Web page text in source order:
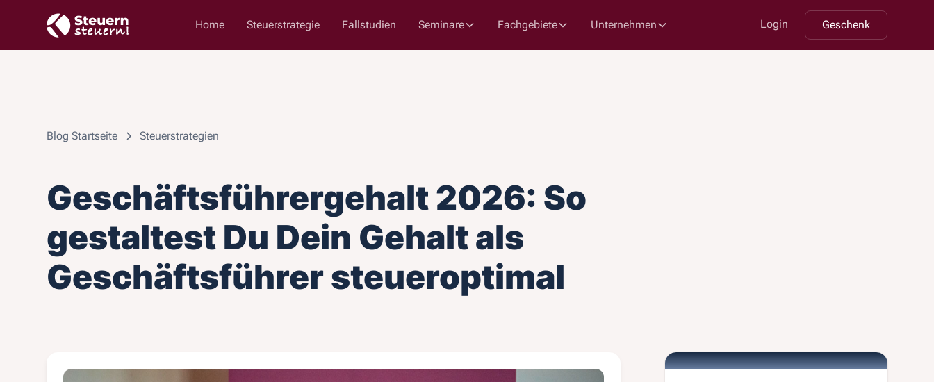
Home Steuerstrategie Fallstudien Seminare Fachgebiete Unternehmen Login Geschenk
Blog Startseite Steuerstrategien
Geschäftsführergehalt 2026: So
gestaltest Du Dein Gehalt als
Geschäftsführer steueroptimal